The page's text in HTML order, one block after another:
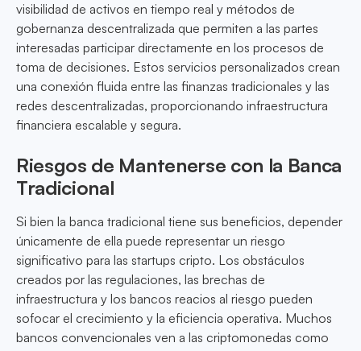
visibilidad de activos en tiempo real y métodos de
gobernanza descentralizada que permiten a las partes
interesadas participar directamente en los procesos de
toma de decisiones. Estos servicios personalizados crean
una conexión fluida entre las finanzas tradicionales y las
redes descentralizadas, proporcionando infraestructura
financiera escalable y segura.
Riesgos de Mantenerse con la Banca
Tradicional
Si bien la banca tradicional tiene sus beneficios, depender
únicamente de ella puede representar un riesgo
significativo para las startups cripto. Los obstáculos
creados por las regulaciones, las brechas de
infraestructura y los bancos reacios al riesgo pueden
sofocar el crecimiento y la eficiencia operativa. Muchos
bancos convencionales ven a las criptomonedas como